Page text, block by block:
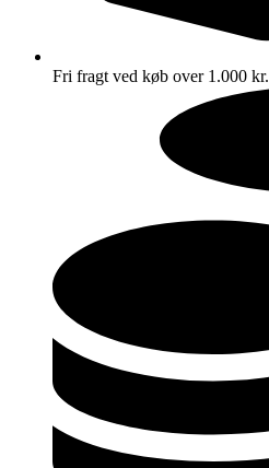
Fri fragt ved køb over 1.000 kr.